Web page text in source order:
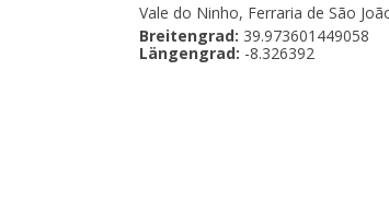
Vale do Ninho, Ferraria de São
Breitengrad: 39.973601449058
Längengrad: -8.326392